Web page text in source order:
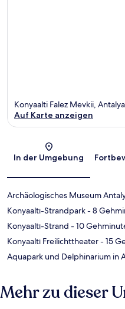
Konyaalti Falez Mevkii,
Auf Karte anzeigen
In der Umgebung
Archäologisches Museum
Konyaaltı-Strandpark- 8
Konyaaltı-Strand - 10
Konyaaltı Freilichttheater- 15
Aquapark und Delphinarium in
Mehr zu dieser